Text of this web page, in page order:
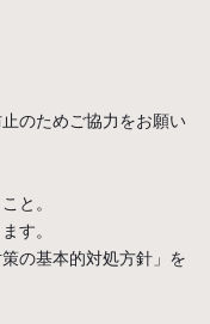
のためご協力をお願い
と。
す。
の基本的対処方針」を